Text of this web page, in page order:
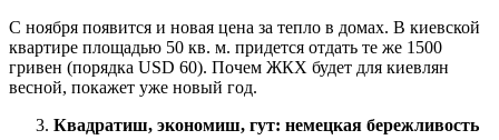
С ноября появится и новая цена за тепло в домах. В киевской
квартире площадью 50 кв. м. придется отдать те же 1500
гривен (порядка USD 60). Почем ЖКХ будет для киевлян
весной, покажет уже новый год.
Квадратиш, экономиш, гут: немецкая бережливость